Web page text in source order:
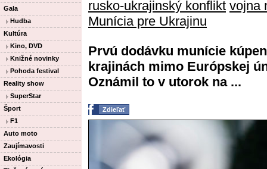
Gala
Hudba
Kultúra
Kino, DVD
Knižné novinky
Pohoda festival
Reality show
SuperStar
Šport
F1
Auto moto
Zaujímavosti
Ekológia
rusko-ukrajinský konflikt vojna
Munícia pre Ukrajinu
Prvú dodávku munície
krajinách mimo Európskej
Oznámil to v utorok na ...
Zdieľať